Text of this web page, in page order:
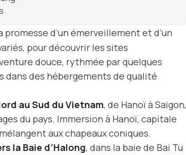
promesse d’un émerveillement et d’un
pour découvrir les sites
douce, rythmée par quelques
des hébergements de qualité
au Sud du Vietnam, de Hanoï à Saigon,
du pays. Immersion à Hanoï, capitale
aux chapeaux coniques.
la Baie d’Halong, dans la baie de Bai Tu